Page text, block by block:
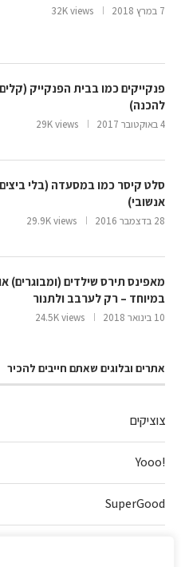
7 במרץ 2018 32K views
פנקייקים כמו בבית הפנקייק
להכנה)
4 באוקטובר 2017 29K views
סלט קיסר כמו במסעדה (בלי ביצים
אנשובי)
28 בדצמבר 2016 29.9K views
מאפינס תירס שילדים (ומבוגרים)
במיוחד – רק לערבב ולתנור
10 בינואר 2018 24.5K views
אתרים ובלוגים שאתם חייבים להכיר
צוציקים
!Yooo
SuperGood